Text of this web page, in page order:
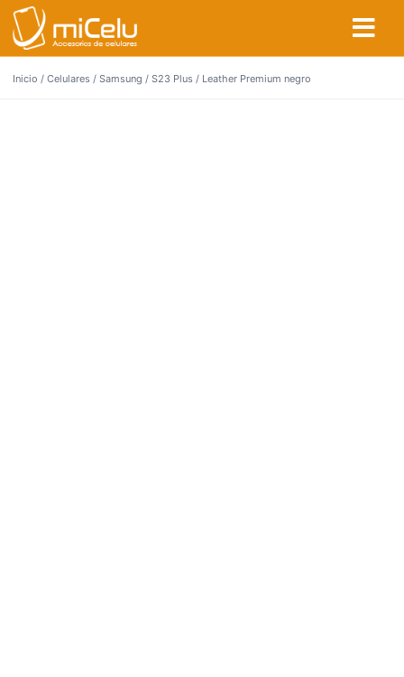
Inicio / Celulares / Samsung / S23 Plus / Leather Premium negro